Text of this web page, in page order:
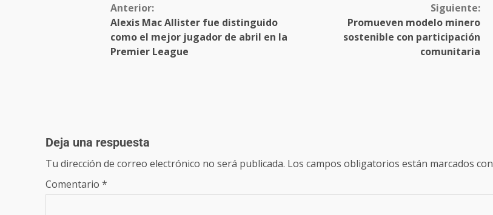
Anterior:
Alexis Mac Allister fue distinguido
como el mejor jugador de abril en la
Premier League
Siguiente:
Promueven modelo minero
sostenible con participación
comunitaria
Deja una respuesta
Tu dirección de correo electrónico no será publicada. Los campos obligatorios están marcados con
Comentario *